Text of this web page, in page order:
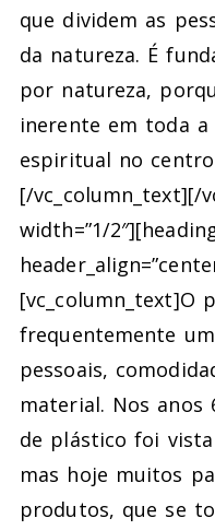
que dividem as
da natureza. É
por natureza,
inerente em toda a
espiritual no
[/vc_column_text][/
width=”1/
[vc_column_text]O
frequentemente
pessoais,
material. Nos anos
de plástico foi
mas hoje muitos
produtos, que se